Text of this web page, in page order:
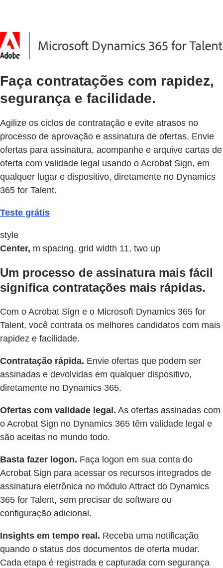
Faça contratações com rapidez,
segurança e facilidade.
Agilize os ciclos de contratação e evite atrasos no
processo de aprovação e assinatura de ofertas. Envie
ofertas para assinatura, acompanhe e arquive cartas de
oferta com validade legal usando o Acrobat Sign, em
qualquer lugar e dispositivo, diretamente no Dynamics
365 for Talent.
Teste grátis
style
Center, m spacing, grid width 11, two up
Um processo de assinatura mais fácil
significa contratações mais rápidas.
Com o Acrobat Sign e o Microsoft Dynamics 365 for
Talent, você contrata os melhores candidatos com mais
rapidez e facilidade.
Contratação rápida. Envie ofertas que podem ser
assinadas e devolvidas em qualquer dispositivo,
diretamente no Dynamics 365.
Ofertas com validade legal. As ofertas assinadas com
o Acrobat Sign no Dynamics 365 têm validade legal e
são aceitas no mundo todo.
Basta fazer logon. Faça logon em sua conta do
Acrobat Sign para acessar os recursos integrados de
assinatura eletrônica no módulo Attract do Dynamics
365 for Talent, sem precisar de software ou
configuração adicional.
Insights em tempo real. Receba uma notificação
quando o status dos documentos de oferta mudar.
Cada etapa é registrada e capturada com segurança